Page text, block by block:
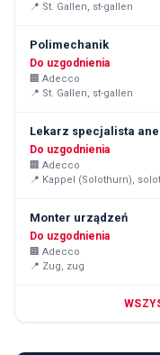
📍 St. Gallen, st-gallen
Polimechanik
Do uzgodnienia
🏢 Adecco
📍 St. Gallen, st-gallen
Lekarz specjalista
Do uzgodnienia
🏢 Adecco
📍 Kappel (Solothurn),
Monter urządzeń
Do uzgodnienia
🏢 Adecco
📍 Zug, zug